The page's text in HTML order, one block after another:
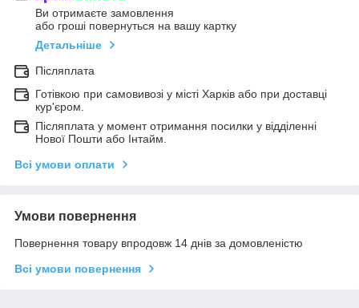
Ви отримаєте замовлення
або гроші повернуться на вашу картку
Детальніше
Післяплата
Готівкою при самовивозі у місті Харків або при доставці
кур'єром.
Післяплата у момент отримання посилки у відділенні
Нової Пошти або Інтайм.
Всі умови оплати
Умови повернення
Повернення товару впродовж 14 днів за домовленістю
Всі умови повернення